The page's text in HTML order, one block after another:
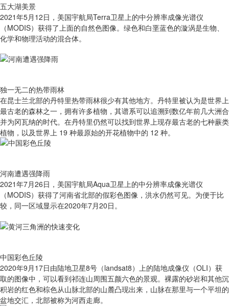
五大湖美景
2021年5月12日，美国宇航局Terra卫星上的中分辨率成像光谱仪
（MODIS）获得了上面的自然色图像。绿色和白垩蓝色的漩涡是生物、
化学和物理活动的混合体。
独一无二的热带雨林
在昆士兰北部的丹特里热带雨林很少有其他地方。丹特里被认为是世界上
最古老的森林之一，拥有许多植物，其谱系可以追溯到数亿年前几大洲合
并为冈瓦纳的时代。在丹特里仍然可以找到世界上现存最古老的七种蕨类
植物，以及世界上 19 种最原始的开花植物中的 12 种。
河南遭遇强降雨
2021年7月26日，美国宇航局Aqua卫星上的中分辨率成像光谱仪
（MODIS）获得了河南省北部的假彩色图像，洪水仍然可见。为便于比
较，同一区域显示在2020年7月20日。
中国彩色丘陵
2020年9月17日由陆地卫星8号（landsat8）上的陆地成像仪（OLI）获
取的图像中，可以看到祁连山周围五颜六色的景观。裸露的砂岩和其他沉
积岩的红色和棕色从山脉北部的山麓凸现出来，山脉在那里与一个平坦的
盆地交汇，北部被称为河西走廊。